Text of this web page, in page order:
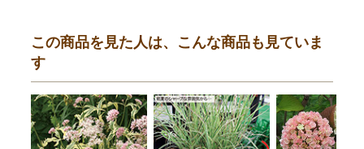
この商品を見た人は、こんな商品も見ていま
す